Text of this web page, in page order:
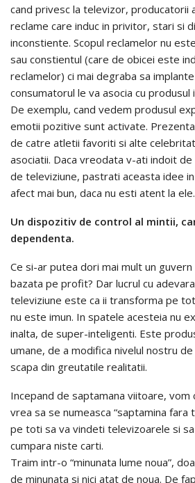
cand privesc la televizor, producatorii
reclame care induc in privitor, stari si
inconstiente. Scopul reclamelor nu
sau constientul (care de obicei este
reclamelor) ci mai degraba sa
consumatorul le va asocia cu produsul
De exemplu, cand vedem produsul
emotii pozitive sunt activate.
de catre atletii favoriti si alte
asociatii. Daca vreodata v-ati indoit
de televiziune, pastrati aceasta idee
afect mai bun, daca nu esti atent la ele.
Un dispozitiv de control al mintii,
dependenta.
Ce si-ar putea dori mai mult un guvern
bazata pe profit? Dar lucrul cu
televiziune este ca ii transforma pe
nu este imun. In spatele acesteia nu
inalta, de super-inteligenti. Este
umane, de a modifica nivelul nostru
scapa din greutatile realitatii.
Incepand de saptamana viitoare, vom
vrea sa se numeasca “saptamina fara
pe toti sa va vindeti televizoarele si
cumpara niste carti.
Traim intr-o “minunata lume noua”,
de minunata si nici atat de noua. De